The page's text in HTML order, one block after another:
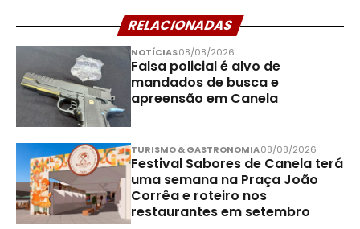
RELACIONADAS
NOTÍCIAS08/08/2026
Falsa policial é alvo de
mandados de busca e
apreensão em Canela
TURISMO & GASTRONOMIA08/08/2026
Festival Sabores de Canela terá
uma semana na Praça João
Corrêa e roteiro nos
restaurantes em setembro